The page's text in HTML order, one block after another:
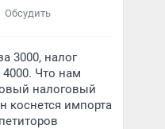
Обсудить
3000, налог
4000. Что нам
налоговый
коснется импорта